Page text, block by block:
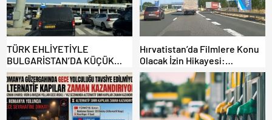
TÜRK EHLİYETİYLE
BULGARİSTAN’DA KÜÇÜK
HATA, ARACINA 6 AY EL
KONULMASINA YOL AÇTI
Hırvatistan’da Filmlere Konu
Olacak İzin Hikayesi:
Benzinlikte Eşini Unuttu!